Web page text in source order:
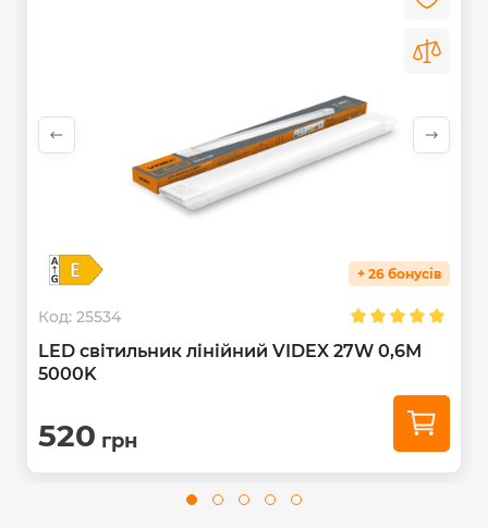
При підключенні напряму до мережі забезпечить
стабільну роботу при перепадах напруги. Робоча
+ 26 бонусів
Код: 25534
LED світильник лінійний VIDEX 27W 0,6М
5000K
520 грн